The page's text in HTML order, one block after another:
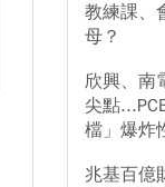
教練課、
母？
欣興、南
尖點
檔」爆炸
兆基百億